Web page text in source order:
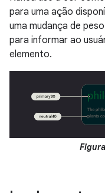
para uma ação
uma mudança de
para informar ao
elemento.